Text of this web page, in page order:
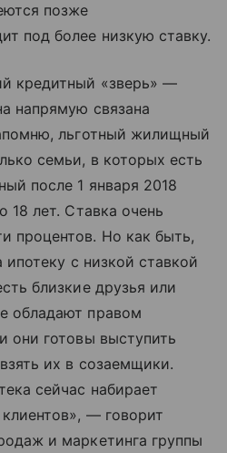
позже
под более низкую ставку.
кредитный «зверь» —
напрямую связана
льготный жилищный
семьи, в которых есть
после 1 января 2018
18 лет. Ставка очень
процентов. Но как быть,
ипотеку с низкой ставкой
близкие друзья или
обладают правом
они готовы выступить
их в созаемщики.
сейчас набирает
— говорит
и маркетинга группы